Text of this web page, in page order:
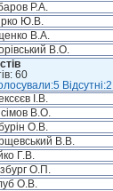
Р.А.
Ю.В.
В.А.
В.О.
60
Відсутні:2
І.В.
В.О.
О.В.
В.В.
Г.В.
О.П.
О.В.